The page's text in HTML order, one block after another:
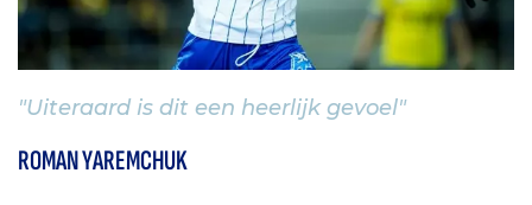
"Uiteraard is dit een heerlijk gevoel"
ROMAN YAREMCHUK